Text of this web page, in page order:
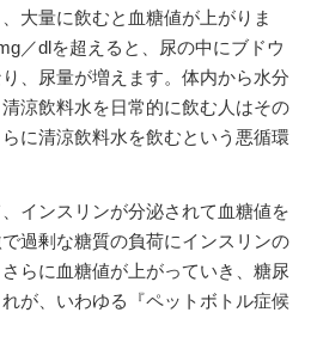
大量に飲むと血糖値が上がりま
／dlを超えると、尿の中にブドウ
、尿量が増えます。体内から水分
涼飲料水を日常的に飲む人はその
に清涼飲料水を飲むという悪循環
インスリンが分泌されて血糖値を
過剰な糖質の負荷にインスリンの
らに血糖値が上がっていき、糖尿
が、いわゆる『ペットボトル症候